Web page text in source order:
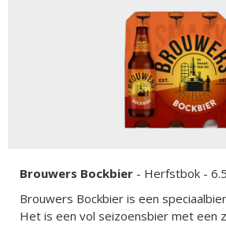
Brouwers Bockbier - Herfstbok -
Brouwers Bockbier is een
Het is een vol seizoensbier met een